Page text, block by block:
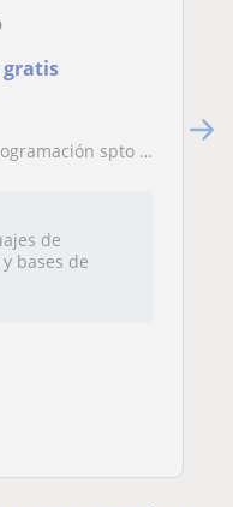
gratis
para todos los niveles
de
bases de